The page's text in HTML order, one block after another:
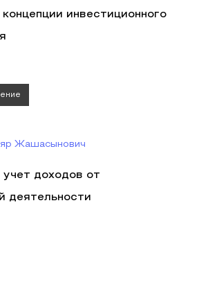
инвестиционного
Жашасынович
учет доходов от
деятельности